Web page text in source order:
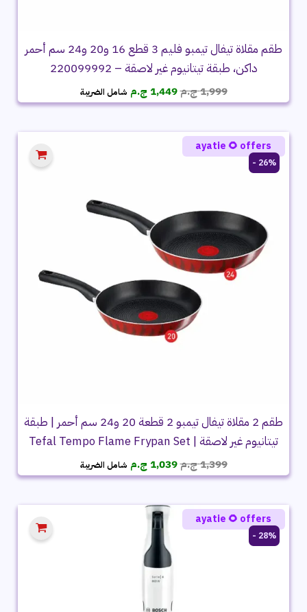
طقم مقلاة تيفال تيمبو فليم 3 قطع 16 و20 و24 سم أحمر
داكن، طبقة تيتانيوم غير لاصقة – 220099992
1,999ج.مالسعر
الأصلي
1,999 ج.م.
1,449 ج.م السعر
الحالي
1,449 ج.م.
شامل الضريبة
26% -
طقم 2 مقلاة تيفال تيمبو 2 قطعة 20 و24 سم أحمر | طبقة
تيتانيوم غير لاصقة | Tefal Tempo Flame Frypan Set
1,399ج.مالسعر
الأصلي
1,399 ج.م.
1,039 ج.م السعر
الحالي
1,039 ج.م.
شامل الضريبة
ayatie 🌻 offers
28% -
ayatie 🌻 offers